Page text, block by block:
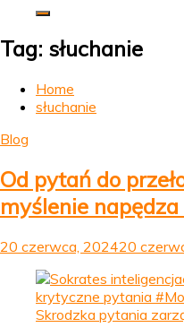
Tag: słuchanie
Home
słuchanie
Blog
Od pytań do
myślenie
20 czerwca, 202420